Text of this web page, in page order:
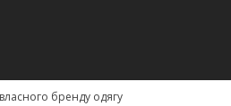
бренду одягу